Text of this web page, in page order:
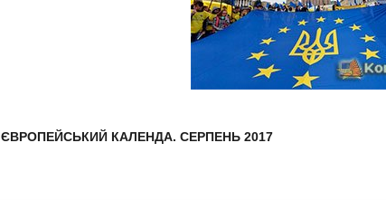
ЄВРОПЕЙСЬКИЙ КАЛЕНДА. СЕРПЕНЬ 2017